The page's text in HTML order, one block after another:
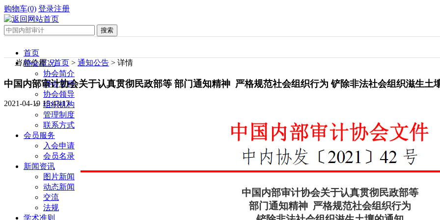
购物车(0) 登录注册
首页
协会概况
协会简介
协会章程
协会领导
组织机构
管理制度
联系方式
会员服务
入会申请
会员名录
新闻资讯
图片新闻
动态新闻
交流
法规
学术准则
当前位置：首页 > 通知公告 > 详情
中国内部审计协会关于认真贯彻民政部等 部门通知精神 严格规范社会组织行为 铲除非法社会组织滋生土
2021-04-19 15:43:17
中国内部审计协会关于认真贯彻民政部等
部门通知精神 严格规范社会组织行为